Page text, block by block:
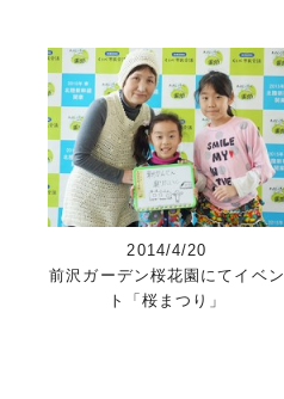
2014/4/20
前沢ガーデン桜花園にてイベン
ト「桜まつり」